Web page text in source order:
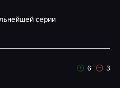
серии
6 3